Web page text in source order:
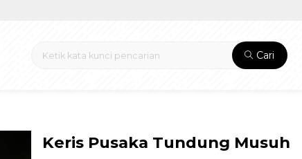
Cari
Keris Pusaka Tundung Musuh